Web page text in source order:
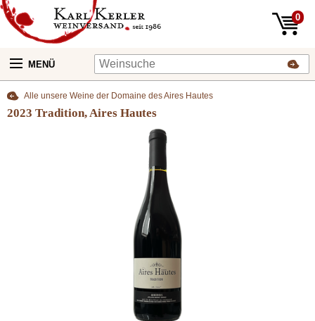
0
MENÜ
Alle unsere Weine der Domaine des Aires Hautes
2023 Tradition, Aires Hautes